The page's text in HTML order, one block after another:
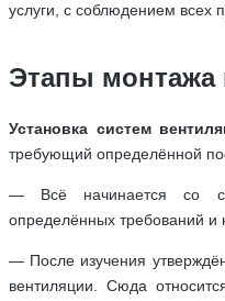
услуги, с соблюдением всех
Этапы монтажа
Установка систем
требующий определённой
— Всё начинается со
определённых требований и
— После изучения
вентиляции. Сюда